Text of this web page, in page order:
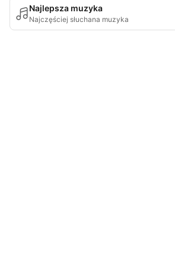
Najlepsza muzyka
Najczęściej słuchana muzyka